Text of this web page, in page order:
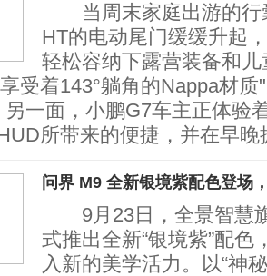
当周末家庭出游的行
HT的电动尾门缓缓升起
轻松容纳下露营装备和
受着143°躺角的Nappa材
面，小鹏G7车主正体验
所带来的便捷，并在早晚
问界 M9 全新银境紫配色登场
9月23日，全景智慧
式推出全新“银境紫”配色
入新的美学活力。以“神